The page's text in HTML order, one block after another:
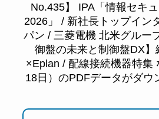
No.435】 IPA「情報セキ
2026」 / 新社長トップイン
パン / 三菱電機 北米グルー
御盤の未来と制御盤DX】
×Eplan / 配線接続機器特集
18日）のPDFデータがダウ